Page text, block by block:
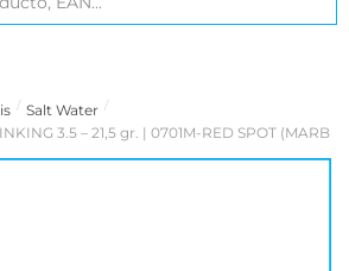
/ Salt Water /
3.5 – 21,5 gr. | 0701M-RED SPOT